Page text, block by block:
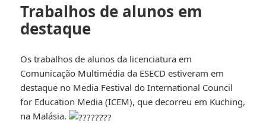
Trabalhos de alunos em
destaque
Os trabalhos de alunos da licenciatura em
Comunicação Multimédia da ESECD estiveram em
destaque no Media Festival do International Council
for Education Media (ICEM), que decorreu em Kuching,
na Malásia.